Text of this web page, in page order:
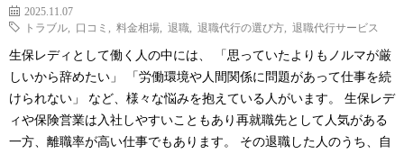
2025.11.07
トラブル
口コミ 料金相場 退職 退職代行の選び方 退職代行サービス
生保レディとして働く人の中には、 「思っていたよりもノルマが厳
しいから辞めたい」 「労働環境や人間関係に問題があって仕事を続
けられない」 など、様々な悩みを抱えている人がいます。 生保レデ
ィや保険営業は入社しやすいこともあり再就職先として人気がある
一方、離職率が高い仕事でもあります。 その退職した人のうち、自